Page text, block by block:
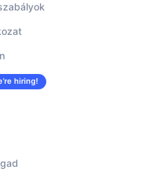
hiring!